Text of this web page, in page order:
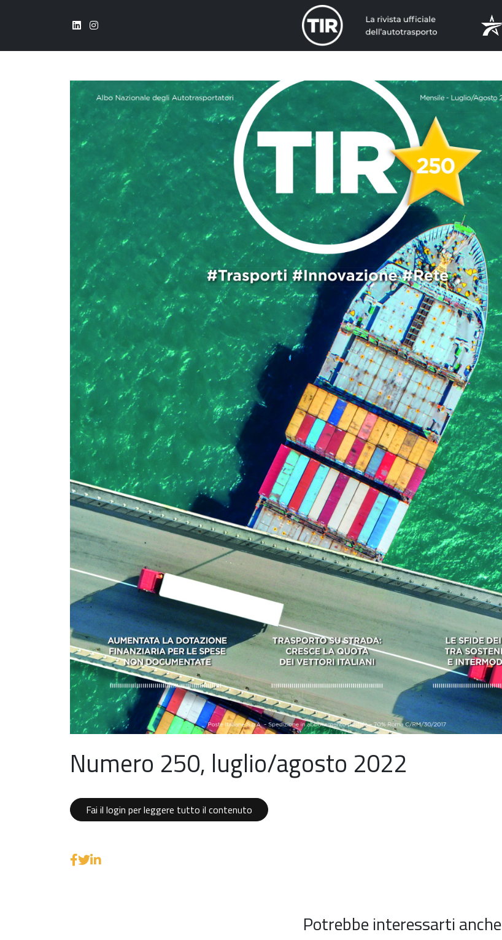
Numero 250, luglio/agosto 2022
Fai il login per leggere tutto il contenuto
Potrebbe interessarti anche